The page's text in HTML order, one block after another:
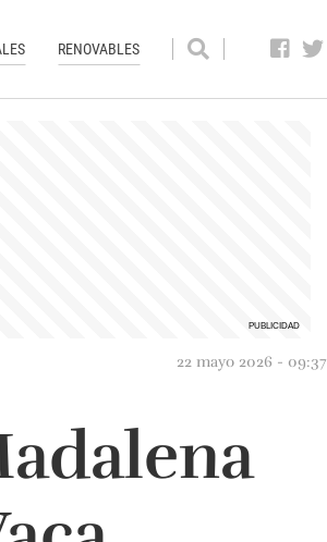
RENOVABLES
22 mayo 2026 - 09:37